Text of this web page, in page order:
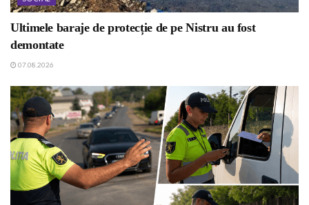
Ultimele baraje de protecție de pe Nistru au fost
demontate
07.08.2026